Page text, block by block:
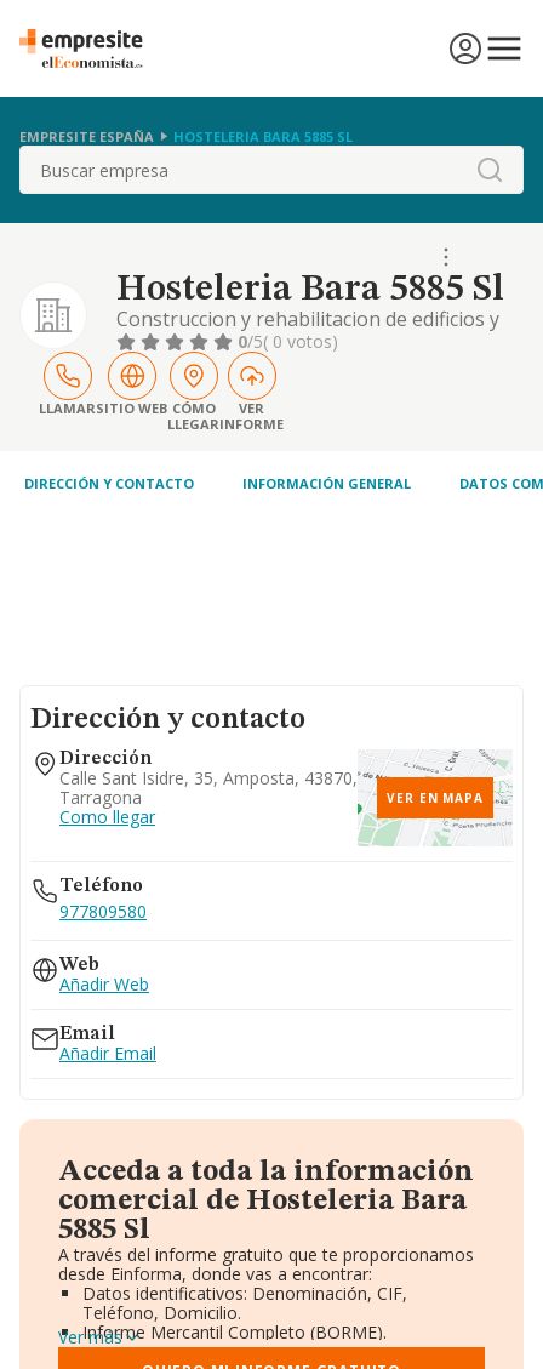
EMPRESITE ESPAÑA HOSTELERIA BARA 5885 SL
Buscar
Hosteleria Bara 5885 Sl
Construccion y rehabilitacion de edificios y
cualquier construccion urbanas, el alquiler y
venta de fincas urbanas.
0/5( 0 votos)
LLAMARSITIO WEB CÓMO
LLEGAR
VER
INFORME
DIRECCIÓN Y CONTACTO INFORMACIÓN GENERAL DATOS
Dirección y contacto
Dirección
Calle Sant Isidre, 35, Amposta, 43870,
Tarragona
Como llegar
VER EN MAPA
Teléfono
977809580
Web
Añadir Web
Email
Añadir Email
Acceda a toda la información
comercial de Hosteleria Bara
5885 Sl
A través del informe gratuito que te proporcionamos
desde Einforma, donde vas a encontrar:
Datos identificativos: Denominación, CIF,
Teléfono, Domicilio.
Informe Mercantil Completo (BORME).
Gráficos de Evolución Ventas y Empleados.
Ver más